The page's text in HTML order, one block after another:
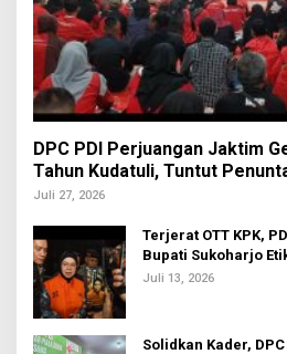
DPC PDI Perjuangan Jaktim
Tahun Kudatuli, Tuntut
Intelektual
Juli 27, 2026
Terjerat OTT KPK,
Bupati Sukoharjo
Juli 13, 2026
Solidkan Kader,